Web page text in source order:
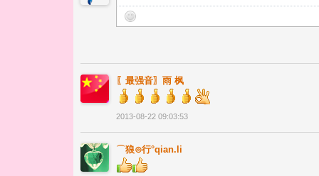
〖最强音〗雨 枫
2013-08-22 09:03:53
⌒狼⊙行°qian.li